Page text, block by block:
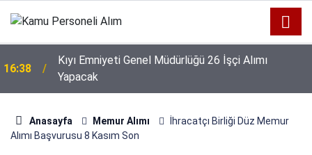
16:38
Kıyı Emniyeti Genel Müdürlüğü 26 İşçi Alımı
Yapacak
Anasayfa Memur Alımı
İhracatçı Birliği Düz Memur
Alımı Başvurusu 8 Kasım Son